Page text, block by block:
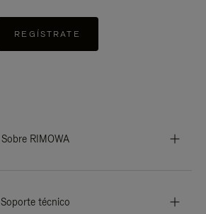
REGÍSTRATE
Sobre RIMOWA
Soporte técnico